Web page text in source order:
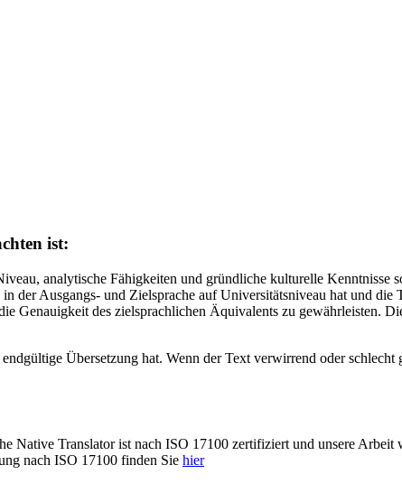
ist:
analytische Fähigkeiten und gründliche kulturelle Kenntnisse
der Ausgangs- und Zielsprache auf Universitätsniveau hat und die
Genauigkeit des zielsprachlichen Äquivalents zu gewährleisten.
Übersetzung hat. Wenn der Text verwirrend oder
Native Translator ist nach ISO 17100 zertifiziert und unsere
nach ISO 17100 finden Sie hier